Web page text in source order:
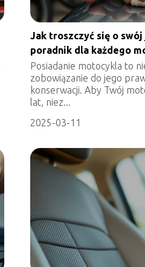
Jak troszczyć się o
poradnik dla każdego
Posiadanie motocykla to
zobowiązanie do jego
konserwacji. Aby Twój
lat, niez...
2025-03-11